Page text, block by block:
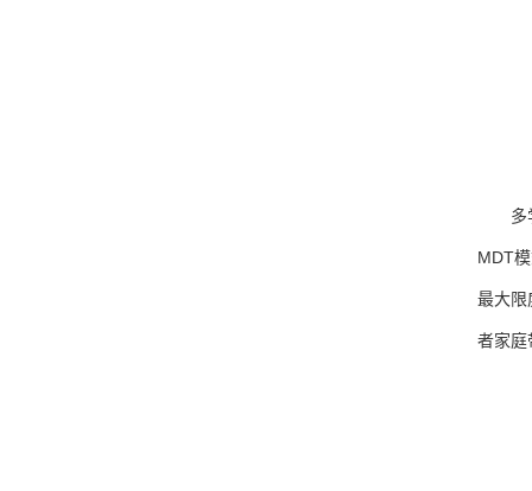
多
MDT
最大限
者家庭